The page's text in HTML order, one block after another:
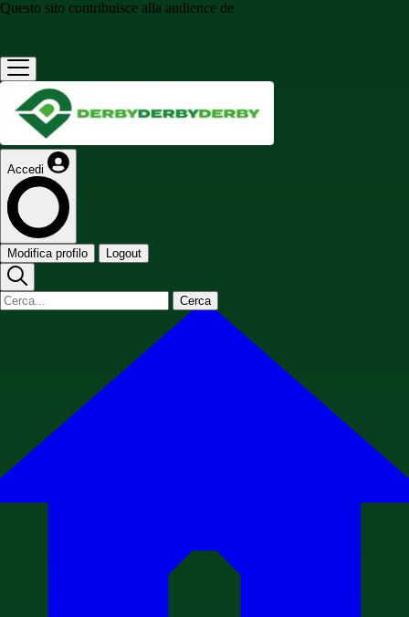
Questo sito contribuisce alla audience de
Accedi
Modifica profilo Logout
Cerca